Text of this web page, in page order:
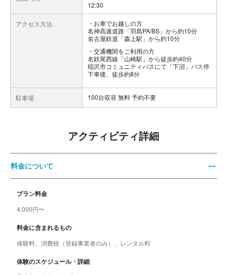
12:30
アクセス方法
お車でお越しの方
名神高速道路「羽島PA/BS」から約10分
名古屋鉄道「森上駅」から約10分
交通機関をご利用の方
名鉄尾西線「山崎駅」から徒歩約40分
稲沢市コミュニティバスにて「下沼」バス停
下車後、徒歩約8分
駐車場 100台収容 無料 予約不要
アクティビティ詳細
料金について
プラン料金
4,000円〜
料金に含まれるもの
体験料、消費税（登録事業者のみ）、レンタル料
体験のスケジュール・詳細